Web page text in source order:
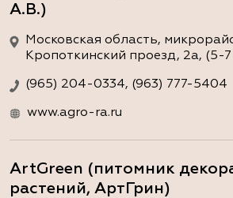
А.В.)
Московская область,
Кропоткинский проезд, 2а, (5-
(965) 204-0334, (963) 777-5404
www.agro-ra.ru
ArtGreen (питомник
растений, АртГрин)